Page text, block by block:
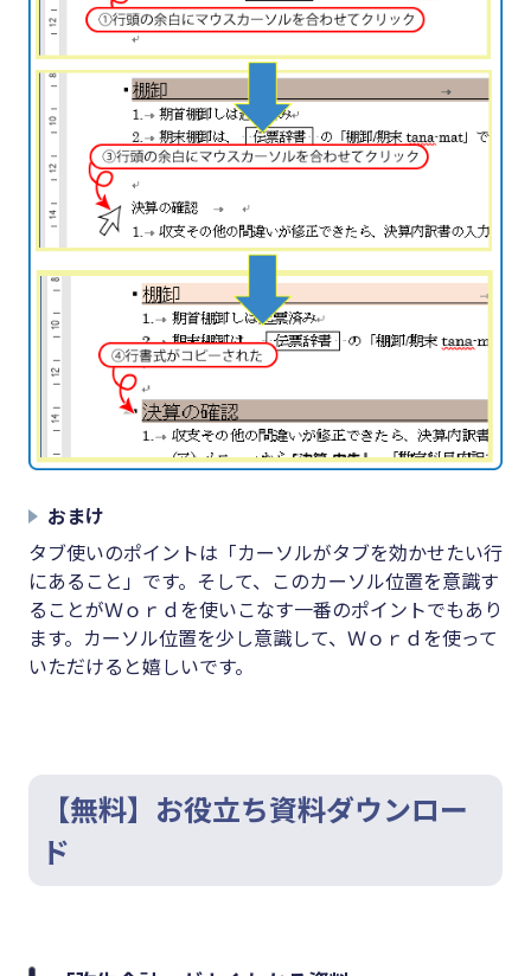
おまけ
タブ使いのポイントは「カーソルがタブを効かせたい行
にあること」です。そして、このカーソル位置を意識す
ることがＷｏｒｄを使いこなす一番のポイントでもあり
ます。カーソル位置を少し意識して、Ｗｏｒｄを使って
いただけると嬉しいです。
【無料】お役立ち資料ダウンロー
ド